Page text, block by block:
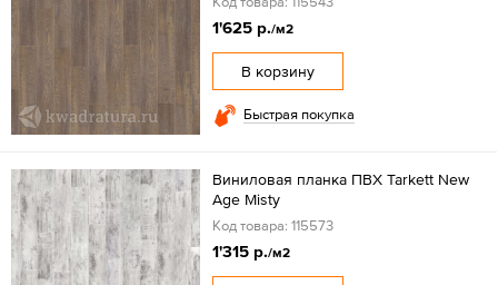
1'625 р./м2
В корзину
Быстрая покупка
Виниловая планка ПВХ Tarkett New
Age Misty
Код товара: 115573
1'315 р./м2